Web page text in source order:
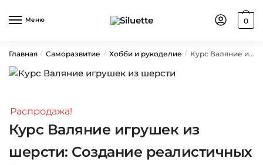
Меню 0
Главная / Саморазвитие / Хобби и рукоделие / Курс Валяние игрушек из шерсти: Создание реалистичных фигурок
Распродажа!
Курс Валяние игрушек из
шерсти: Создание реалистичных